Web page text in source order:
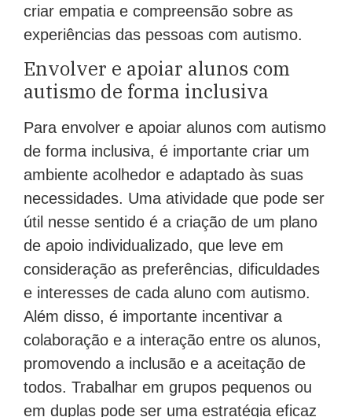
criar empatia e compreensão sobre as
experiências das pessoas com autismo.
Envolver e apoiar alunos com
autismo de forma inclusiva
Para envolver e apoiar alunos com autismo
de forma inclusiva, é importante criar um
ambiente acolhedor e adaptado às suas
necessidades. Uma atividade que pode ser
útil nesse sentido é a criação de um plano
de apoio individualizado, que leve em
consideração as preferências, dificuldades
e interesses de cada aluno com autismo.
Além disso, é importante incentivar a
colaboração e a interação entre os alunos,
promovendo a inclusão e a aceitação de
todos. Trabalhar em grupos pequenos ou
em duplas pode ser uma estratégia eficaz